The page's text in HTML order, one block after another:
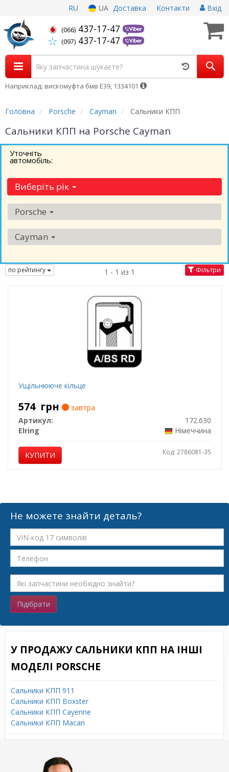
RU UA Доставка Контакти Вхід
(066) 437-17-47
(097) 437-17-47
Наприклад: вискомуфта бмв Е39, 1334101
Головна Porsche Cayman Сальники КПП
Сальники КПП на Porsche Cayman
Уточніть
автомобіль:
Виберіть рік
Porsche
Cayman
по рейтингу 1 - 1 из 1 Фільтри
Ущільнююче кільце
574 грн
завтра
Артикул:
172.630
Elring
Німеччина
КУПИТИ Код: 2786081-35
Не можете знайти деталь?
Підібрати
У ПРОДАЖУ САЛЬНИКИ КПП НА ІНШІ
МОДЕЛІ PORSCHE
Сальники КПП 911
Сальники КПП Boxster
Сальники КПП Cayenne
Сальники КПП Macan